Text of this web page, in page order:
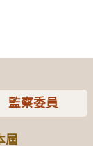
監察委員
屆